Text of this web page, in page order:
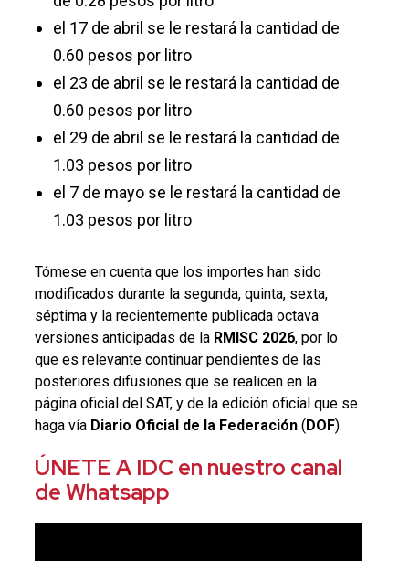
el 17 de abril se le restará la cantidad de
0.60 pesos por litro
el 23 de abril se le restará la cantidad de
0.60 pesos por litro
el 29 de abril se le restará la cantidad de
1.03 pesos por litro
el 7 de mayo se le restará la cantidad de
1.03 pesos por litro
Tómese en cuenta que los importes han sido
modificados durante la segunda, quinta, sexta,
séptima y la recientemente publicada octava
versiones anticipadas de la RMISC 2026, por lo
que es relevante continuar pendientes de las
posteriores difusiones que se realicen en la
página oficial del SAT, y de la edición oficial que se
haga vía Diario Oficial de la Federación(DOF).
ÚNETE A IDC en nuestro canal
de Whatsapp